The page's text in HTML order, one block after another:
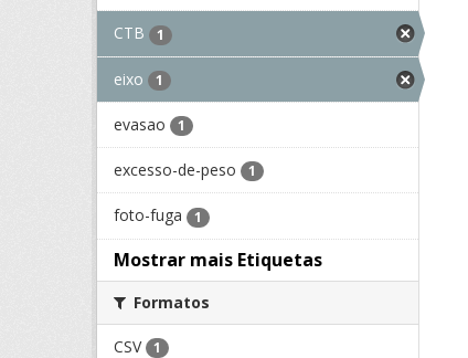
CTB 1
eixo 1
evasao 1
excesso-de-peso 1
foto-fuga 1
Mostrar mais Etiquetas
Formatos
CSV 1